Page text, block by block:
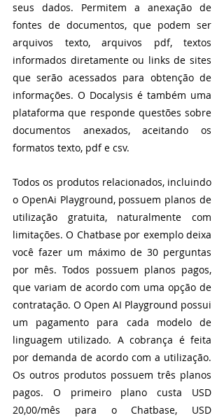
seus dados. Permitem a anexação de
fontes de documentos, que podem ser
arquivos texto, arquivos pdf, textos
informados diretamente ou links de sites
que serão acessados para obtenção de
informações. O Docalysis é também uma
plataforma que responde questões sobre
documentos anexados, aceitando os
formatos texto, pdf e csv.
Todos os produtos relacionados, incluindo
o OpenAi Playground, possuem planos de
utilização gratuita, naturalmente com
limitações. O Chatbase por exemplo deixa
você fazer um máximo de 30 perguntas
por mês. Todos possuem planos pagos,
que variam de acordo com uma opção de
contratação. O Open AI Playground possui
um pagamento para cada modelo de
linguagem utilizado. A cobrança é feita
por demanda de acordo com a utilização.
Os outros produtos possuem três planos
pagos. O primeiro plano custa USD
20,00/mês para o Chatbase, USD